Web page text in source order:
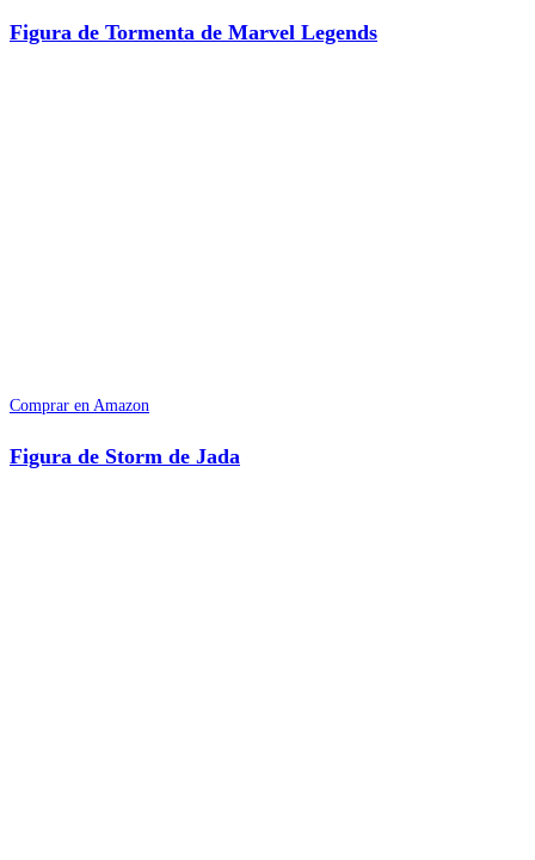
Figura de Tormenta de Marvel Legends
Comprar en Amazon
Figura de Storm de Jada